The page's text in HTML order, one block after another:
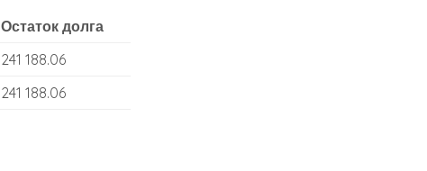
Остаток долга
241 188.06
241 188.06